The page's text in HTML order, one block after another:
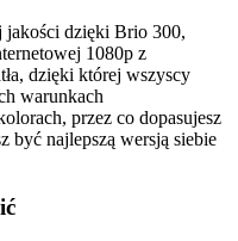
jakości dzięki Brio 300,
1080p z
dzięki której wszyscy
warunkach
przez co dopasujesz
być najlepszą wersją siebie